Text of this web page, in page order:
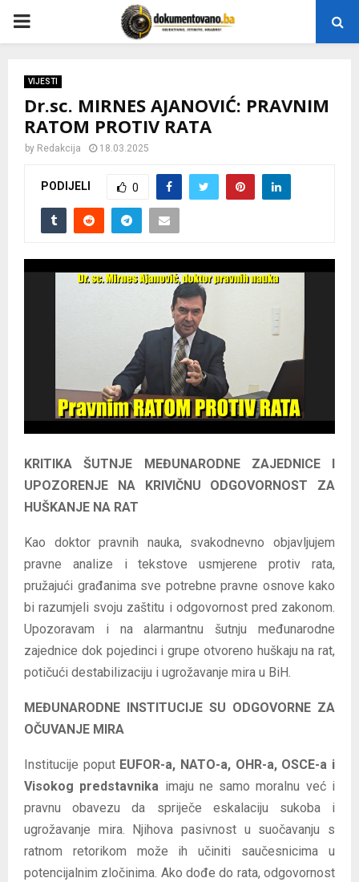
P
M
U
VIJESTI
Dr.sc. MIRNES AJANOVIĆ: PRAVNIM
RATOM PROTIV RATA
by Redakcija 18.03.2025
PODIJELI 0
KRITIKA ŠUTNJE MEĐUNARODNE ZAJEDNICE I
UPOZORENJE NA KRIVIČNU ODGOVORNOST ZA
HUŠKANJE NA RAT
Kao doktor pravnih nauka, svakodnevno objavljujem
pravne analize i tekstove usmjerene protiv rata,
pružajući građanima sve potrebne pravne osnove kako
bi razumjeli svoju zaštitu i odgovornost pred zakonom.
Upozoravam i na alarmantnu šutnju međunarodne
zajednice dok pojedinci i grupe otvoreno huškaju na rat,
potičući destabilizaciju i ugrožavanje mira u BiH.
MEĐUNARODNE INSTITUCIJE SU ODGOVORNE ZA
OČUVANJE MIRA
Institucije poput EUFOR-a, NATO-a, OHR-a, OSCE-a i
Visokog predstavnika imaju ne samo moralnu već i
pravnu obavezu da spriječe eskalaciju sukoba i
ugrožavanje mira. Njihova pasivnost u suočavanju s
ratnom retorikom može ih učiniti saučesnicima u
potencijalnim zločinima. Ako dođe do rata, odgovornost